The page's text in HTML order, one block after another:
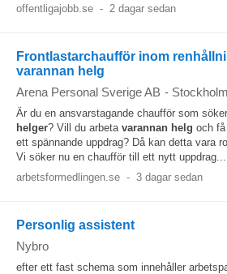
offentligajobb.se - 2 dagar sedan
Frontlastarchaufför inom
varannan helg
Arena Personal Sverige AB - Stockholm
Är du en ansvarstagande chaufför som
helger? Vill du arbeta varannan helg och
ett spännande uppdrag? Då kan detta vara
Vi söker nu en chaufför till ett nytt uppdrag...
arbetsformedlingen.se - 3 dagar sedan
Personlig assistent
Nybro
efter ett fast schema som innehåller